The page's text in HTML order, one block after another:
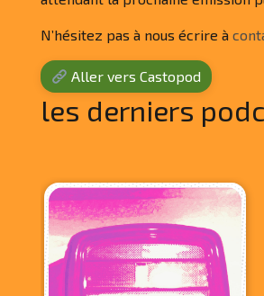
N’hésitez pas à nous écrire à
Aller vers Castopod
les derniers